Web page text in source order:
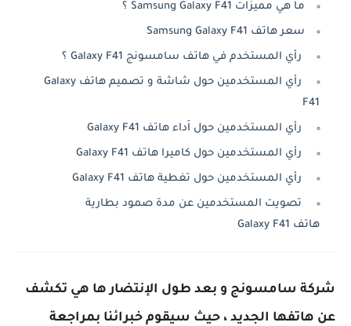
ما هي مميزات Samsung Galaxy F41 ؟
سعر هاتف Samsung Galaxy F41
رأي المستخدم في هاتف سامسونج Galaxy F41 ؟
رأي المستخدمين حول شاشة و تصميم هاتف Galaxy
F41
رأي المستخدمين حول اَداء هاتف Galaxy F41
رأي المستخدمين حول كاميرا هاتف Galaxy F41
رأي المستخدمين حول تغطية هاتف Galaxy F41
تصويت المستخدمين عن مدة صمود بطارية
هاتف Galaxy F41
شركة سامسونج و بعد طول الإنتضار ها هي تكشف
عن هاتفها الجديد ، حيث سيقوم خبرائنا بمراجعة